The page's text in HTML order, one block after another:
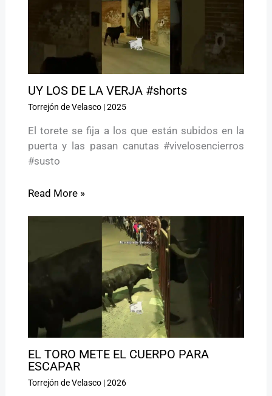
UY LOS DE LA VERJA #shorts
Torrejón de Velasco|2025
El torete se fija a los que están subidos en la
puerta y las pasan canutas #vivelosencierros
#susto
Read More »
EL TORO METE EL CUERPO PARA
ESCAPAR
Torrejón de Velasco|2026